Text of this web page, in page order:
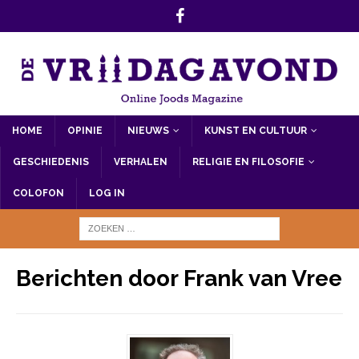
HOME OPINIE NIEUWS KUNST EN CULTUUR
GESCHIEDENIS VERHALEN RELIGIE EN FILOSOFIE
COLOFON LOG IN
Berichten door Frank van Vree